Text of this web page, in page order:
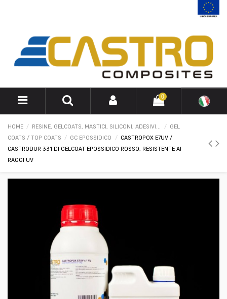
0
HOME RESINE, GELCOATS, MASTICI, SILICONI, ADESIVI...
GEL
COATS / TOP COATS
GC EPOSSIDICO
CASTROPOX E7UV /
CASTRODUR 331 DI GELCOAT EPOSSIDICO ROSSO, RESISTENTE AI
RAGGI UV